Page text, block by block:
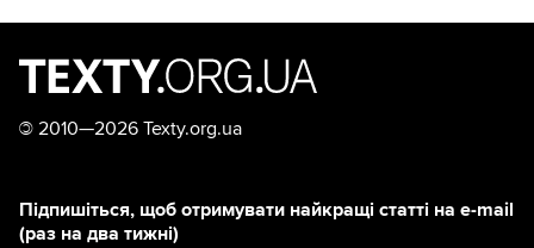
© 2010—2026 Texty.org.ua
Підпишіться, щоб отримувати найкращі статті на e-mail
(раз на два тижні)